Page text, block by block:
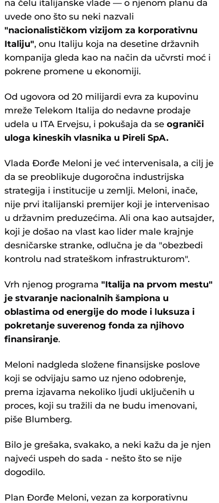
na čelu italijanske vlade — o njenom planu da
uvede ono što su neki nazvali
"nacionalističkom vizijom za korporativnu
Italiju", onu Italiju koja na desetine državnih
kompanija gleda kao na način da učvrsti moć i
pokrene promene u ekonomiji.
Od ugovora od 20 milijardi evra za kupovinu
mreže Telekom Italija do nedavne prodaje
udela u ITA Ervejsu, i pokušaja da seograniči
uloga kineskih vlasnika u Pireli SpA.
Vlada Đorđe Meloni je već intervenisala, a cilj je
da se preoblikuje dugoročna industrijska
strategija i institucije u zemlji. Meloni, inače,
nije prvi italijanski premijer koji je intervenisao
u državnim preduzećima. Ali ona kao autsajder,
koji je došao na vlast kao lider male krajnje
desničarske stranke, odlučna je da "obezbedi
kontrolu nad strateškom infrastrukturom".
Vrh njenog programa "Italija na prvom mestu"
je stvaranje nacionalnih šampiona u
oblastima od energije do mode i luksuza i
pokretanje suverenog fonda za njihovo
finansiranje.
Meloni nadgleda složene finansijske poslove
koji se odvijaju samo uz njeno odobrenje,
prema izjavama nekoliko ljudi uključenih u
proces, koji su tražili da ne budu imenovani,
piše Blumberg.
Bilo je grešaka, svakako, a neki kažu da je njen
najveći uspeh do sada - nešto što se nije
dogodilo.
Plan Đorđe Meloni, vezan za korporativnu